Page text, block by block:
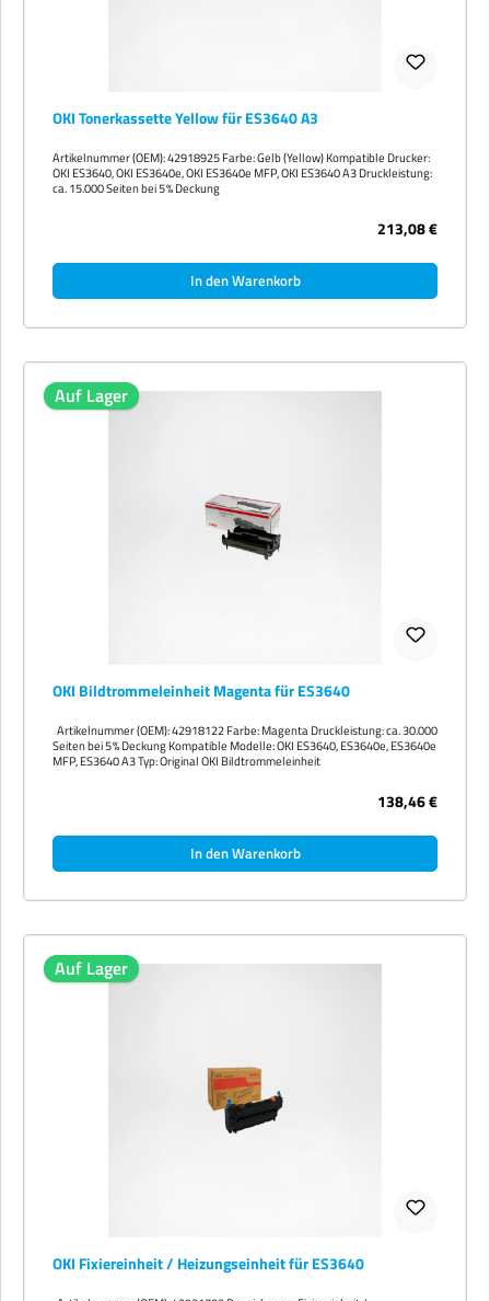
OKI Tonerkassette Yellow für ES3640 A3
Artikelnummer (OEM): 42918925 Farbe: Gelb (Yellow) Kompatible Drucker:
OKI ES3640, OKI ES3640e, OKI ES3640e MFP, OKI ES3640 A3 Druckleistung:
213,08 €
In den Warenkorb
Auf Lager
OKI Bildtrommeleinheit Magenta für ES3640
Seiten bei 5 % Deckung Kompatible Modelle: OKI ES3640, ES3640e, ES3640e
MFP, ES3640 A3 Typ: Original OKI Bildtrommeleinheit
138,46 €
In den Warenkorb
Auf Lager
OKI Fixiereinheit / Heizungseinheit für ES3640